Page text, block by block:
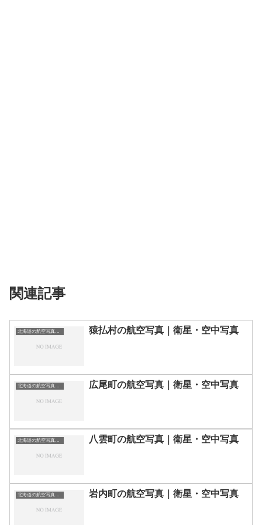
関連記事
北海道の航空写真・空中写真 猿払村の航空写真｜衛星・空中写真
北海道の航空写真・空中写真 広尾町の航空写真｜衛星・空中写真
北海道の航空写真・空中写真 八雲町の航空写真｜衛星・空中写真
北海道の航空写真・空中写真 岩内町の航空写真｜衛星・空中写真